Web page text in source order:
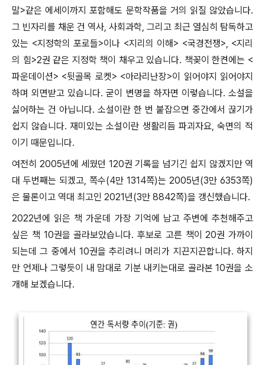
말>같은 에세이까지 포함해도 문학작품을 거의 읽질 않았습니다.
그 빈자리를 채운 건 역사, 사회과학, 그리고 최근 열심히 탐독하고
있는 <지정학의 포로들>이나 <지리의 이해> <국경전쟁>, <지리
의 힘>2권 같은 지정학 책이 채우고 있습니다. 책꽂이 한켠에는 <
파운데이션> <뒷골목 로켓> <아라리난장>이 읽어야지 읽어야지
하며 외면받고 있습니다. 굳이 변명을 하자면 이렇습니다. 소설을
싫어하는 건 아닙니다. 소설이란 한 번 붙잡으면 중간에서 끊기가
쉽지 않습니다. 재미있는 소설이란 생활리듬 파괴자요, 숙면의 적
이기 때문입니다.
여전히 2005년에 세웠던 120권 기록을 넘기긴 쉽지 않겠지만 역
대 두번째는 되겠고, 쪽수(4만 1314쪽)는 2005년(3만 6353쪽)
은 물론이고 역대 최고인 2021년(3만 8842쪽)을 갱신했습니다.
2022년에 읽은 책 가운데 가장 기억에 남고 주변에 추천해주고
싶은 책 10권을 골라보았습니다. 후보로 고른 책이 20권 가까이
되는데 그 중에서 10권을 추리려니 머리가 지끈지끈합니다. 하지
만 언제나 그렇듯이 내 맘대로 기분 내키는대로 골라본 10권을 소
개해 보겠습니다.